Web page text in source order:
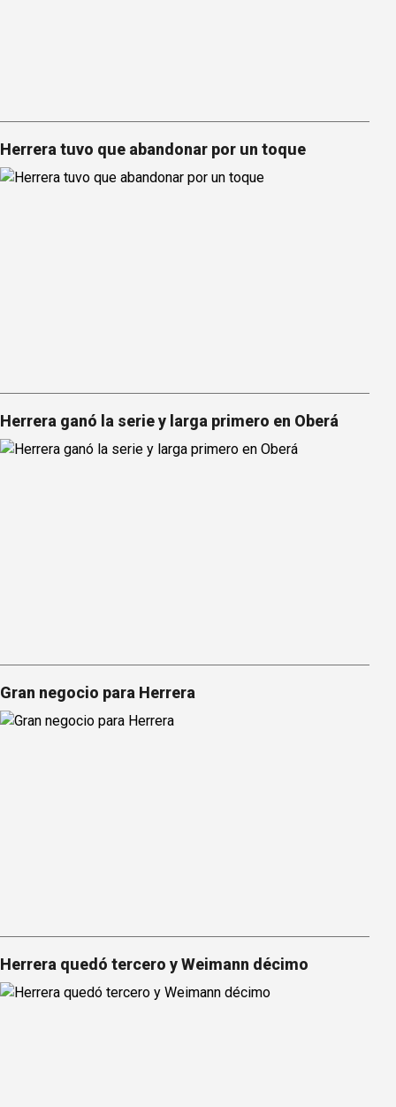
Herrera tuvo que abandonar por un toque
Herrera ganó la serie y larga primero en Oberá
Gran negocio para Herrera
Herrera quedó tercero y Weimann décimo